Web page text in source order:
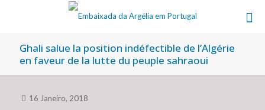
Ghali salue la position indéfectible de l’Algérie
en faveur de la lutte du peuple sahraoui
16 Janeiro, 2018